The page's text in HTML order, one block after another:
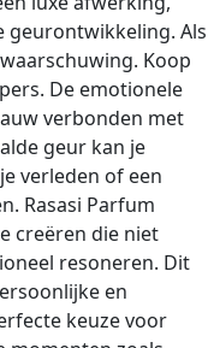
geurontwikkeling. Als
Koop
De emotionele
verbonden met
geur kan je
verleden of een
Rasasi Parfum
creëren die niet
resoneren. Dit
en
keuze voor